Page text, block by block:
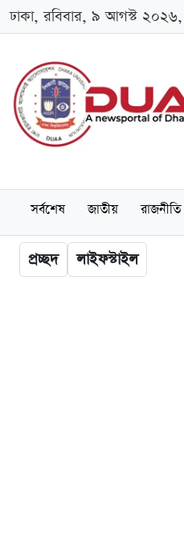
ঢাকা, রবিবার, ৯ আগস্ট
সর্বশেষ জাতীয় রাজনীতি
প্রচ্ছদ লাইফস্টাইল